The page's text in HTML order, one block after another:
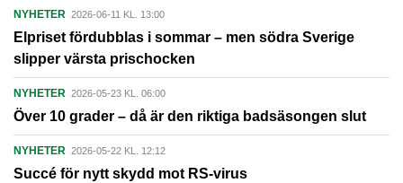
NYHETER 2026-06-11 KL. 13:00
Elpriset fördubblas i sommar – men södra Sverige
slipper värsta prischocken
NYHETER 2026-05-23 KL. 06:00
Över 10 grader – då är den riktiga badsäsongen slut
NYHETER 2026-05-22 KL. 12:12
Succé för nytt skydd mot RS-virus